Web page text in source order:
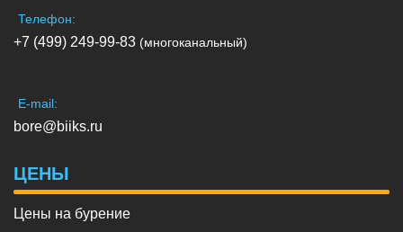
Телефон:
+7 (499) 249-99-83 (многоканальный)
E-mail:
bore@biiks.ru
ЦЕНЫ
Цены на бурение